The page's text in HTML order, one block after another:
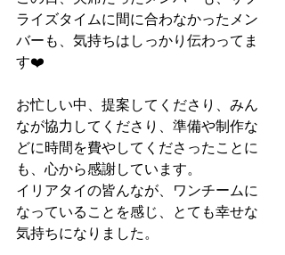
ライズタイムに間に合わなかったメン
バーも、気持ちはしっかり伝わってま
す❤️
お忙しい中、提案してくださり、みん
なが協力してくださり、準備や制作な
どに時間を費やしてくださったことに
も、心から感謝しています。
イリアタイの皆んなが、ワンチームに
なっていることを感じ、とても幸せな
気持ちになりました。